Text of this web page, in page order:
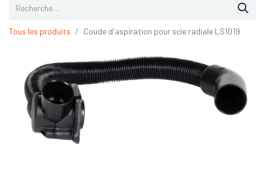
Tous les produits Coude d'aspiration pour scie radiale LS1019